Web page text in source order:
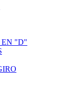
EN "D"